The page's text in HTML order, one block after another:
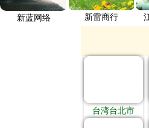
新蓝网络 新雷商行
台湾台北市